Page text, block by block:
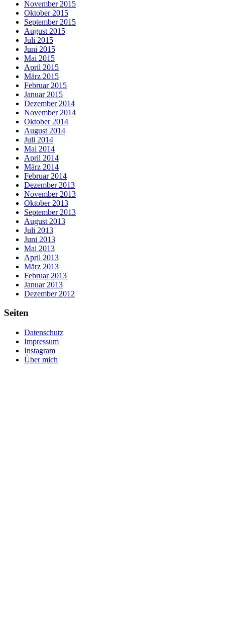
November 2015
Oktober 2015
September 2015
August 2015
Juli 2015
Juni 2015
Mai 2015
April 2015
März 2015
Februar 2015
Januar 2015
Dezember 2014
November 2014
Oktober 2014
August 2014
Juli 2014
Mai 2014
April 2014
März 2014
Februar 2014
Dezember 2013
November 2013
Oktober 2013
September 2013
August 2013
Juli 2013
Juni 2013
Mai 2013
April 2013
März 2013
Februar 2013
Januar 2013
Dezember 2012
Seiten
Datenschutz
Impressum
Instagram
Über mich